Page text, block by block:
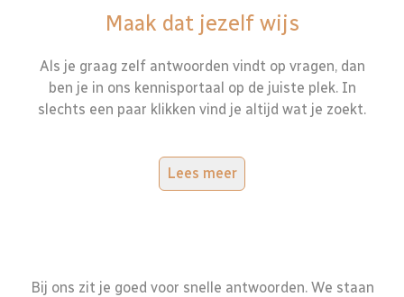
Maak dat jezelf wijs
Als je graag zelf antwoorden vindt op vragen, dan
ben je in ons kennisportaal op de juiste plek. In
slechts een paar klikken vind je altijd wat je zoekt.
Lees meer
Bij ons zit je goed voor snelle antwoorden. We staan